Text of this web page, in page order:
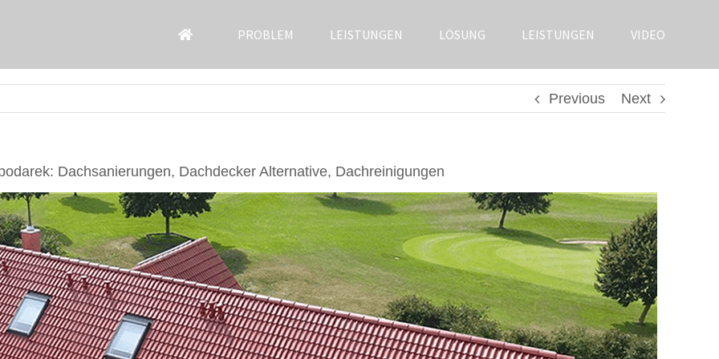
PROBLEM LEISTUNGEN LÖSUNG LEISTUNGEN VIDEO
Previous Next
Dachsanierungen, Dachdecker Alternative, Dachreinigungen